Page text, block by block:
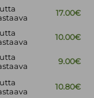
17.00€
10.00€
9.00€
10.80€